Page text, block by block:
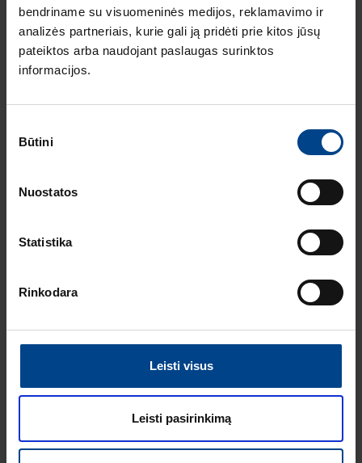
bendriname su visuomeninės medijos, reklamavimo ir
analizės partneriais, kurie gali ją pridėti prie kitos jūsų
pateiktos arba naudojant paslaugas surinktos
informacijos.
pasirinkimas
Būtini
Nuostatos
Statistika
Rinkodara
Leisti visus
Leisti pasirinkimą
intense – kainos ir
kokybės standartas
Europoje
ELEKTROS
ir jų sistemų
16.9.2025
HAGER elektros
instaliacija
8.7.2025